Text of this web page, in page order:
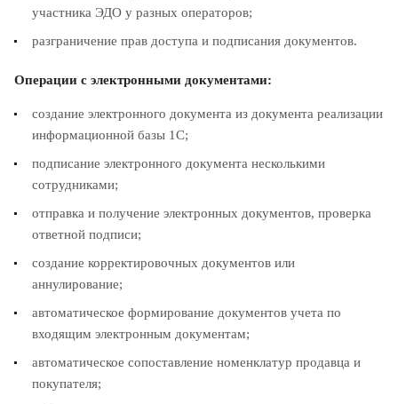
участника ЭДО у разных операторов;
разграничение прав доступа и подписания документов.
Операции с электронными документами:
создание электронного документа из документа реализации
информационной базы 1С;
подписание электронного документа несколькими
сотрудниками;
отправка и получение электронных документов, проверка
ответной подписи;
создание корректировочных документов или
аннулирование;
автоматическое формирование документов учета по
входящим электронным документам;
автоматическое сопоставление номенклатур продавца и
покупателя;